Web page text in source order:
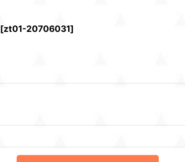
[zt01-20706031]